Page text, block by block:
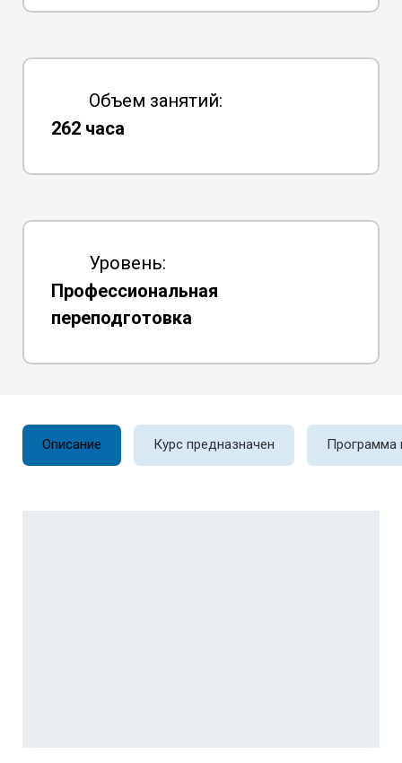
Объем занятий:
262 часа
Уровень:
Профессиональная
переподготовка
Описание Курс предназначен Программа